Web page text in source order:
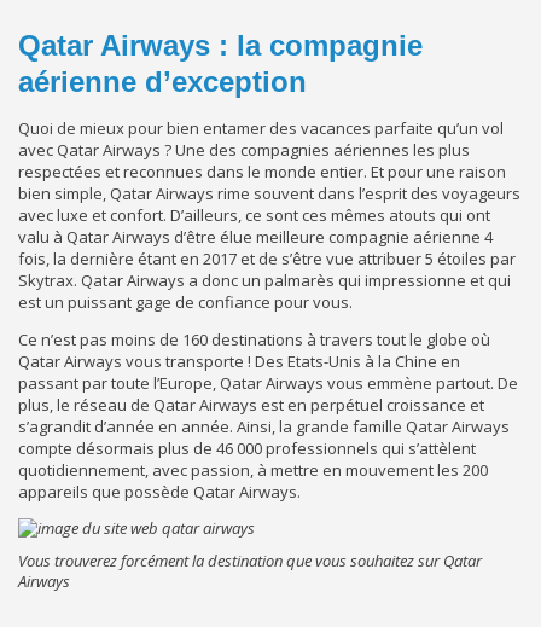
Qatar Airways : la compagnie
aérienne d’exception
Quoi de mieux pour bien entamer des vacances parfaite qu’un vol
avec Qatar Airways ? Une des compagnies aériennes les plus
respectées et reconnues dans le monde entier. Et pour une raison
bien simple, Qatar Airways rime souvent dans l’esprit des voyageurs
avec luxe et confort. D’ailleurs, ce sont ces mêmes atouts qui ont
valu à Qatar Airways d’être élue meilleure compagnie aérienne 4
fois, la dernière étant en 2017 et de s’être vue attribuer 5 étoiles par
Skytrax. Qatar Airways a donc un palmarès qui impressionne et qui
est un puissant gage de confiance pour vous.
Ce n’est pas moins de 160 destinations à travers tout le globe où
Qatar Airways vous transporte ! Des Etats-Unis à la Chine en
passant par toute l’Europe, Qatar Airways vous emmène partout. De
plus, le réseau de Qatar Airways est en perpétuel croissance et
s’agrandit d’année en année. Ainsi, la grande famille Qatar Airways
compte désormais plus de 46 000 professionnels qui s’attèlent
quotidiennement, avec passion, à mettre en mouvement les 200
appareils que possède Qatar Airways.
Vous trouverez forcément la destination que vous souhaitez sur Qatar
Airways